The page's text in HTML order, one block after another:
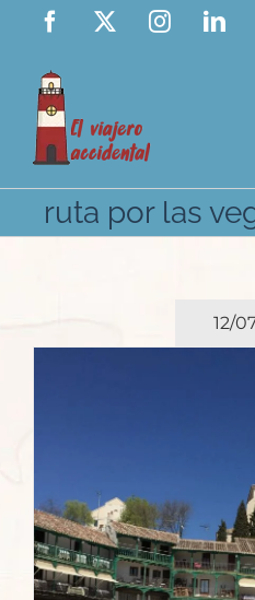
Saltar
contenido
Facebook Instagram
ruta por las
12/